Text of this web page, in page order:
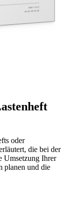
oder
die bei der
Umsetzung Ihrer
planen und die